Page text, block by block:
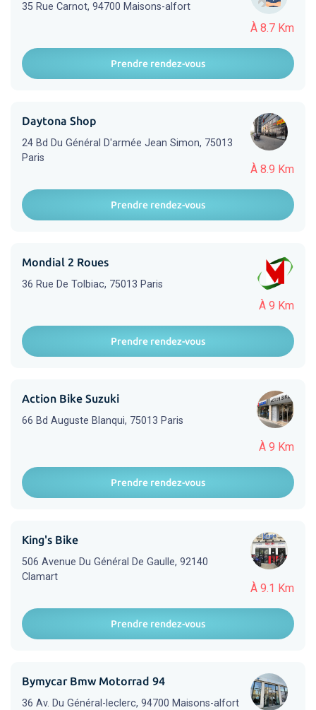
À 8.7 Km
35 Rue Carnot, 94700 Maisons-alfort
Prendre rendez-vous
À 8.9 Km
Daytona Shop
24 Bd Du Général D'armée Jean Simon, 75013
Paris
Prendre rendez-vous
À 9 Km
Mondial 2 Roues
36 Rue De Tolbiac, 75013 Paris
Prendre rendez-vous
À 9 Km
Action Bike Suzuki
66 Bd Auguste Blanqui, 75013 Paris
Prendre rendez-vous
À 9.1 Km
King's Bike
506 Avenue Du Général De Gaulle, 92140
Clamart
Prendre rendez-vous
Bymycar Bmw Motorrad 94
36 Av. Du Général-leclerc, 94700 Maisons-alfort